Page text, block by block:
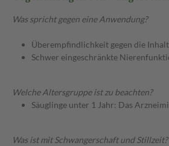
Was spricht gegen eine Anwendung?
Überempfindlichkeit gegen die
Schwer eingeschränkte
Welche Altersgruppe ist zu beachten?
Säuglinge unter 1 Jahr: Das
Was ist mit Schwangerschaft und Stillzeit?